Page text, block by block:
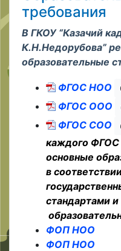
требования
В ГКОУ “Казачий
К.Н.Недорубова”
образовательные
ФГОС НОО
ФГОС ООО
ФГОС СОО
каждого ФГОС
основные
в
стандартами
ФОП НОО
ФОП НОО